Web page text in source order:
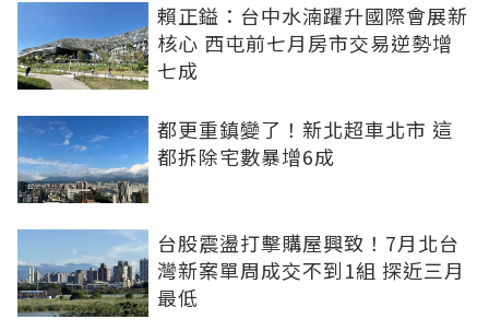
賴正鎰：台中水湳躍升國際會展新
核心 西屯前七月房市交易逆勢增
七成
都更重鎮變了！新北超車北市 這
都拆除宅數暴增6成
台股震盪打擊購屋興致！7月北台
灣新案單周成交不到1組 探近三月
最低